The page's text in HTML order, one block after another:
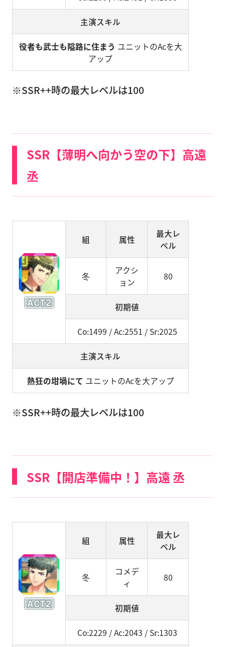
主演スキル
役者も武士も隘路に住まう ユニットのAcを大
アップ
※SSR++時の最大レベルは100
SSR【薄明へ向かう空の下】高遠
丞
組 属性
最大レ
ベル
冬
アクシ
ョン
80
初期値
Co:1499 / Ac:2551 / Sr:2025
主演スキル
熱狂の坩堝にて ユニットのAcを大アップ
※SSR++時の最大レベルは100
SSR【開店準備中！】高遠 丞
組 属性
最大レ
ベル
冬
コメデ
ィ
80
初期値
Co:2229 / Ac:2043 / Sr:1303